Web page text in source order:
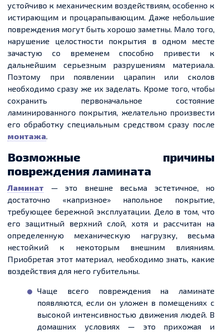
устойчиво к механическим воздействиям, особенно к
истирающим и процарапывающим. Даже небольшие
повреждения могут быть хорошо заметны. Мало того,
нарушение целостности покрытия в одном месте
зачастую со временем способно привести к
дальнейшим серьезным разрушениям материала.
Поэтому при появлении царапин или сколов
необходимо сразу же их заделать. Кроме того, чтобы
сохранить первоначальное состояние
ламинированного покрытия, желательно произвести
его обработку специальным средством сразу после
монтажа.
Возможные причины
повреждения ламината
Ламинат — это внешне весьма эстетичное, но
достаточно «капризное» напольное покрытие,
требующее бережной эксплуатации. Дело в том, что
его защитный верхний слой, хотя и рассчитан на
определенную механическую нагрузку, весьма
нестойкий к некоторым внешним влияниям.
Приобретая этот материал, необходимо знать, какие
воздействия для него губительны.
Чаще всего повреждения на ламинате
появляются, если он уложен в помещениях с
высокой интенсивностью движения людей. В
домашних условиях — это прихожая и